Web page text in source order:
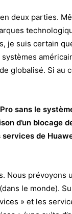
deux parties.
je suis certain
globalisé. Si au
sans le
d’un blocage
de
Nous prévoyons
le monde).
» et les